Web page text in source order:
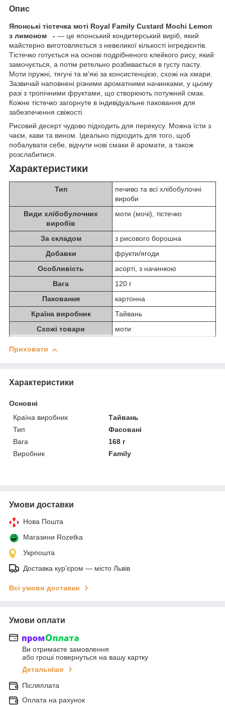
Опис
Японські тістечка моті Royal Family Custard Mochi Lemon
з лимоном
- — це японський кондитерський виріб, який
майстерно виготовляється з невеликої кількості інгредієнтів.
Тістечко готується на основі подрібненого клейкого рису, який
замочується, а потім ретельно розбивається в густу пасту.
Моти пружні, тягучі та м'які за консистенцією, схожі на хмари.
Зазвичай наповнені різними ароматними начинками, у цьому
разі з тропічними фруктами, що створюють потужний смак.
Кожне тістечко загорнуте в індивідуальне паковання для
забезпечення свіжості.
Рисовий десерт чудово підходить для перекусу. Можна їсти з
чаєм, кави та вином. Ідеально підходить для того, щоб
побалувати себе, відчути нові смаки й аромати, а також
розслабитися.
Характеристики
Тип
печиво та всі хлібобулочні
вироби
Види хлібобулочних
виробів
моти (мочі), тістечко
За складом
з рисового борошна
Добавки
фрукти/ягоди
Особливість
асорті, з начинкою
Вага
120 г
Паковання
картонна
Країна виробник
Тайвань
Схожі товари
моти
Приховати
Характеристики
Основні
Країна виробник
Тайвань
Тип
Фасовані
Вага
168 г
Виробник
Family
Умови доставки
Нова Пошта
Магазини Rozetka
Укрпошта
Доставка кур'єром — місто Львів
Всі умови доставки
Умови оплати
Ви отримаєте замовлення
або гроші повернуться на вашу картку
Детальніше
Післяплата
Оплата на рахунок